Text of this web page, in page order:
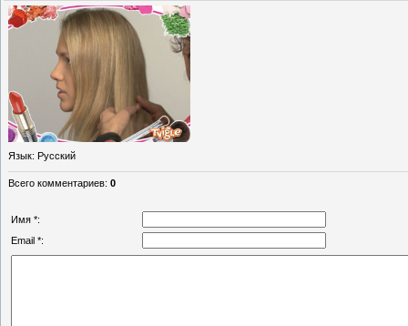
Язык: Русский
Всего комментариев: 0
Имя *:
Email *: